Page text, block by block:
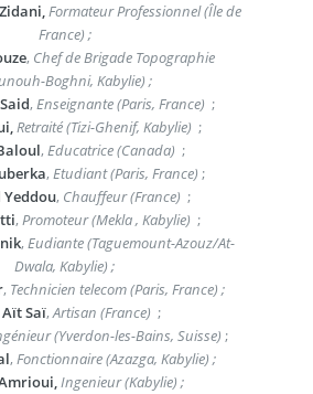
Formateur Professionnel (Île de
France) ;
, Chef de Brigade Topographie
Boghni, Kabylie) ;
, Enseignante (Paris, France) ;
Retraité (Tizi-Ghenif, Kabylie) ;
, Educatrice (Canada) ;
, Etudiant (Paris, France) ;
, Chauffeur (France) ;
, Promoteur (Mekla , Kabylie) ;
, Eudiante (Taguemount-Azouz/At-
Dwala, Kabylie) ;
, Technicien telecom (Paris, France) ;
Saï,Artisan (France) ;
(Yverdon-les-Bains, Suisse) ;
, Fonctionnaire (Azazga, Kabylie) ;
Ingenieur (Kabylie) ;